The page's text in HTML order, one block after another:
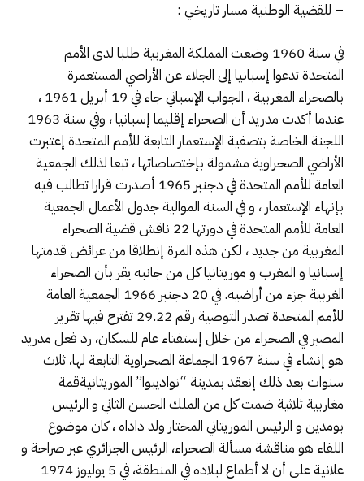
– للقضية الوطنية مسار تاريخي :
في سنة 1960 وضعت المملكة المغربية طلبا لدى الأمم
المتحدة تدعوا إسبانيا إلى الجلاء عن الأراضي المستعمرة
بالصحراء المغربية ، الجواب الإسباني جاء في 19 أبريل 1961 ،
عندما أكدت مدريد أن الصحراء إقليما إسبانيا ، وفي سنة 1963
اللجنة الخاصة بتصفية الإستعمار التابعة للأمم المتحدة إعتبرت
الأراضي الصحراوية مشمولة بإختصاصاتها ، تبعا لذلك الجمعية
العامة للأمم المتحدة في دجنبر 1965 أصدرت قرارا تطالب فيه
بإنهاء الإستعمار ، و في السنة الموالية جدول الأعمال الجمعية
العامة للأمم المتحدة في دورتها 22 ناقش قضية الصحراء
المغربية من جديد ، لكن هذه المرة إنطلاقا من عرائض قدمتها
إسبانيا و المغرب و موريتانيا كل من جانبه يقر بأن الصحراء
الغربية جزء من أراضيه. في 20 دجنبر 1966 الجمعية العامة
للأمم المتحدة تصدر التوصية رقم 29.22 تقترح فيها تقرير
المصير في الصحراء من خلال إستفتاء عام للسكان، رد فعل مدريد
هو إنشاء في سنة 1967 الجماعة الصحراوية التابعة لها، ثلاث
سنوات بعد ذلك إنعقد بمدينة “نواديبوا” الموريتانيةقمة
مغاربية ثلاثية ضمت كل من الملك الحسن الثاني و الرئيس
بومدين و الرئيس الموريتاني المختار ولد داداه ، كان موضوع
اللقاء هو مناقشة مسألة الصحراء، الرئيس الجزائري عبر صراحة و
علانية على أن لا أطماع لبلاده في المنطقة، في 5 يوليوز 1974